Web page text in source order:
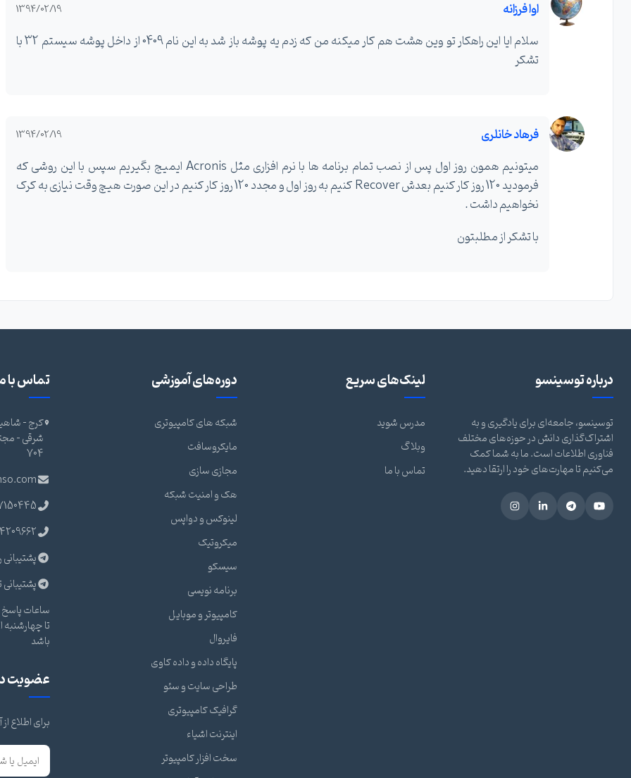
اوا فرزانه 1394/02/19
سلام ایا این راهکار تو وین هشت هم کار میکنه من که زدم یه پوشه باز شد به این نام 0409 از داخل پوشه سیستم 32 با
تشکر
فرهاد خانلری 1394/02/19
میتونیم همون روز اول پس از نصب تمام برنامه ها با نرم افزاری مثل Acronis ایمیج بگیریم سپس با این روشی که
فرمودید 120 روز کار کنیم بعدش Recover کنیم به روز اول و مجدد 120 روز کار کنیم در این صورت هیچ وقت نیازی به کرک
نخواهیم داشت .
با تشکر از مطلبتون
درباره توسینسو
توسینسو، جامعه‌ای برای یادگیری و به
اشتراک‌گذاری دانش در حوزه‌های مختلف
فناوری اطلاعات است. ما به شما کمک
می‌کنیم تا مهارت‌های خود را ارتقا دهید.
لینک‌های سریع
مدرس شوید
وبلاگ
تماس با ما
دوره‌های آموزشی
شبکه های کامپیوتری
مایکروسافت
مجازی سازی
هک و امنیت شبکه
لینوکس و دواپس
میکروتیک
سیسکو
برنامه نویسی
کامپیوتر و موبایل
فایروال
پایگاه داده و داده کاوی
طراحی سایت و سئو
گرافیک کامپیوتری
اینترنت اشیاء
سخت افزار کامپیوتر
تماس با
کرج -
704
پشتیبانی
پشتیبانی
ساعات پاسخ
باشد
عضویت
برای اطلاع